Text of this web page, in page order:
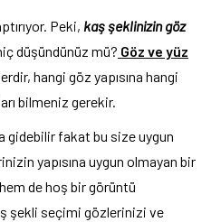
Peki, kaş şeklinizin göz
düşündünüz mü? Göz ve yüz
hangi göz yapısına hangi
bilmeniz gerekir.
gidebilir fakat bu size uygun
yapısına uygun olmayan bir
de hoş bir görüntü
şekli seçimi gözlerinizi ve